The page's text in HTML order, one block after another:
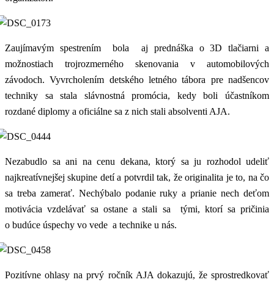
Zaujímavým spestrením bola aj prednáška o 3D tlačiarni a
možnostiach trojrozmerného skenovania v automobilových
závodoch. Vyvrcholením detského letného tábora pre nadšencov
techniky sa stala slávnostná promócia, kedy boli účastníkom
rozdané diplomy a oficiálne sa z nich stali absolventi AJA.
Nezabudlo sa ani na cenu dekana, ktorý sa ju rozhodol udeliť
najkreatívnejšej skupine detí a potvrdil tak, že originalita je to, na čo
sa treba zamerať. Nechýbalo podanie ruky a prianie nech deťom
motivácia vzdelávať sa ostane a stali sa tými, ktorí sa pričinia
o budúce úspechy vo vede a technike u nás.
Pozitívne ohlasy na prvý ročník AJA dokazujú, že sprostredkovať